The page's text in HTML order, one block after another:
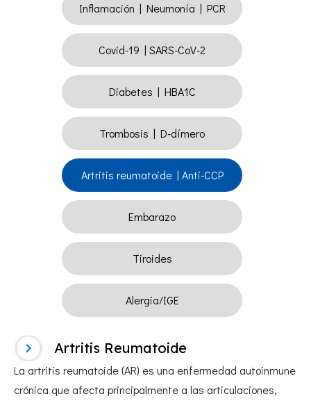
Inflamación | Neumonía | PCR
Covid-19 | SARS-CoV-2
Diabetes | HBA1C
Trombosis | D-dímero
Artritis reumatoide | Anti-CCP
Embarazo
Tiroides
Alergia/IGE
Artritis Reumatoide
La artritis reumatoide (AR) es una enfermedad autoinmune
crónica que afecta principalmente a las articulaciones,